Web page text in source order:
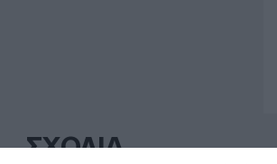
ΣΧΟΛΙΑ